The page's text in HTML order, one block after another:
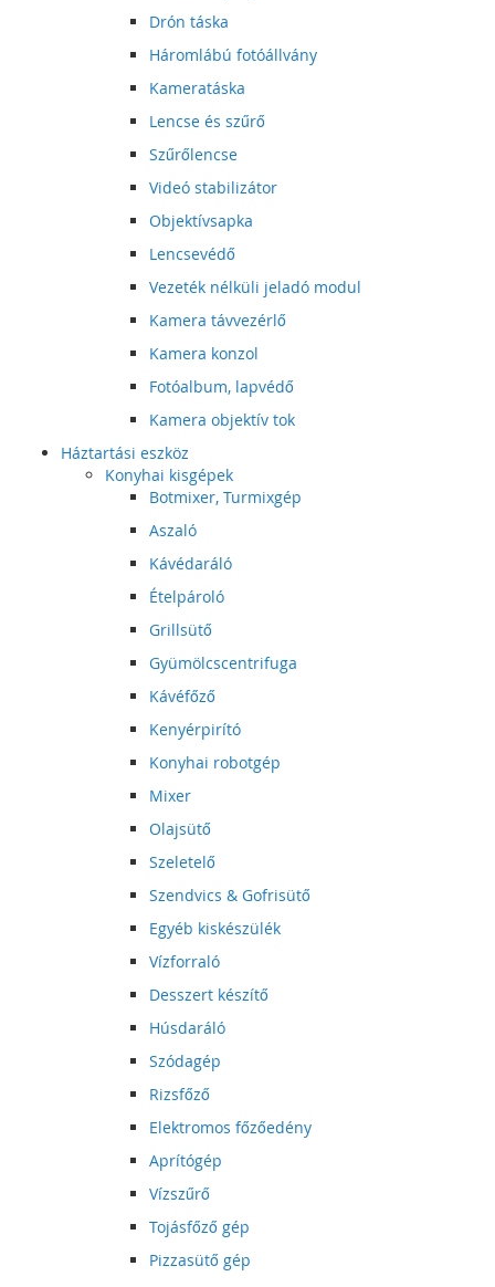
Drón táska
Háromlábú fotóállvány
Kameratáska
Lencse és szűrő
Szűrőlencse
Videó stabilizátor
Objektívsapka
Lencsevédő
Vezeték nélküli jeladó modul
Kamera távvezérlő
Kamera konzol
Fotóalbum, lapvédő
Kamera objektív tok
Háztartási eszköz
Konyhai kisgépek
Botmixer, Turmixgép
Aszaló
Kávédaráló
Ételpároló
Grillsütő
Gyümölcscentrifuga
Kávéfőző
Kenyérpirító
Konyhai robotgép
Mixer
Olajsütő
Szeletelő
Szendvics & Gofrisütő
Egyéb kiskészülék
Vízforraló
Desszert készítő
Húsdaráló
Szódagép
Rizsfőző
Elektromos főzőedény
Aprítógép
Vízszűrő
Tojásfőző gép
Pizzasütő gép